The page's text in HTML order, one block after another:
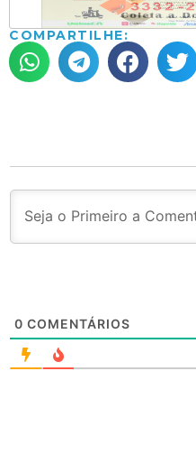
COMPARTILHE:
0 COMENTÁRIOS